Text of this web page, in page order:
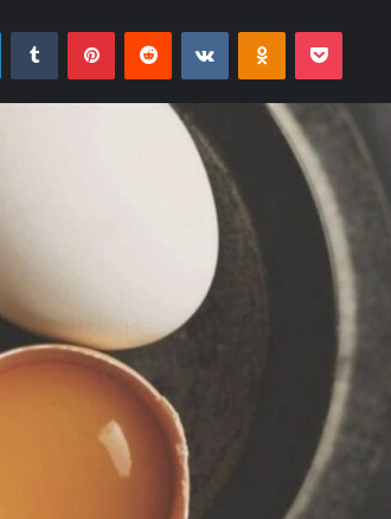
LinkedInTumblr PinterestReddit VKontakteOdnoklassniki
Pocket